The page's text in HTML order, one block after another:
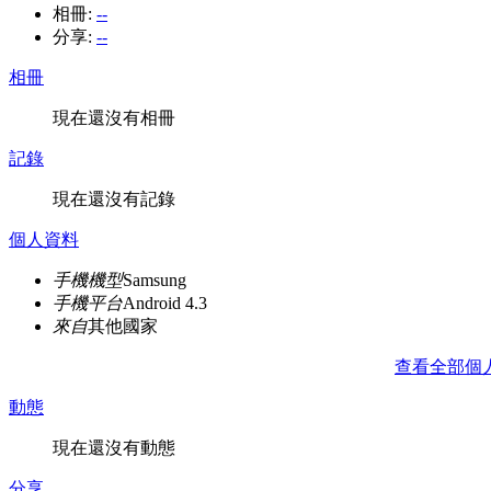
相冊: --
分享: --
相冊
現在還沒有相冊
記錄
現在還沒有記錄
個人資料
手機機型Samsung
手機平台Android 4.3
來自其他國家
查看全部個
動態
現在還沒有動態